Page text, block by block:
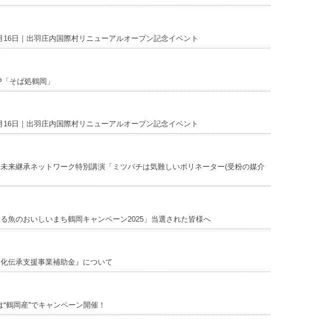
16日｜出羽庄内国際村リニューアルオープン記念イベント
そば処鶴岡」
16日｜出羽庄内国際村リニューアルオープン記念イベント
来継承ネットワーク特別講演「ミツバチは気難しいポリネーター(受粉の媒介
魚のおいしいまち鶴岡キャンペーン2025」当選された皆様へ
伝承支援事業補助金』について
鶴岡産”でキャンペーン開催！